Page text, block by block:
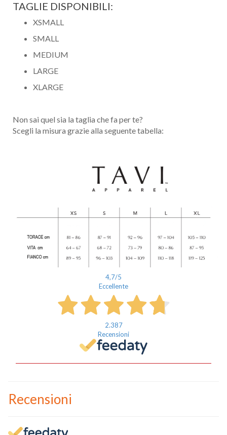
Nome
eMail
Ho preso visione dell' informativa al trattamento dati
Voglio ricevere comunicazioni su corsi, eventi, prodotti e novità di
Informativa Privacy
TAGLIE DISPONIBILI:
XSMALL
SMALL
MEDIUM
LARGE
XLARGE
Non sai quel sia la taglia che fa per te?
Scegli la misura grazie alla seguente tabella:
4,7/5
Eccellente
2.387
Recensioni
Recensioni